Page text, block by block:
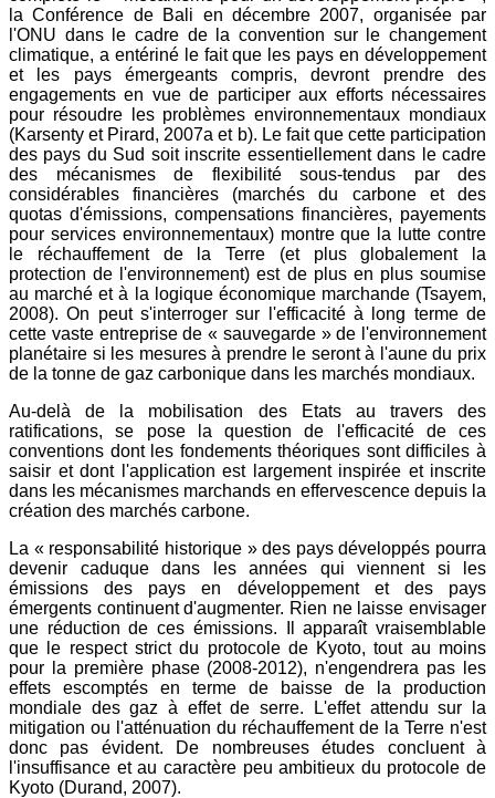
la Conférence de Bali en décembre 2007, organisée par
l'ONU dans le cadre de la convention sur le changement
climatique, a entériné le fait que les pays en développement
et les pays émergeants compris, devront prendre des
engagements en vue de participer aux efforts nécessaires
pour résoudre les problèmes environnementaux mondiaux
(Karsenty et Pirard, 2007a et b). Le fait que cette participation
des pays du Sud soit inscrite essentiellement dans le cadre
des mécanismes de flexibilité sous-tendus par des
considérables financières (marchés du carbone et des
quotas d'émissions, compensations financières, payements
pour services environnementaux) montre que la lutte contre
le réchauffement de la Terre (et plus globalement la
protection de l'environnement) est de plus en plus soumise
au marché et à la logique économique marchande (Tsayem,
2008). On peut s'interroger sur l'efficacité à long terme de
cette vaste entreprise de « sauvegarde » de l'environnement
planétaire si les mesures à prendre le seront à l'aune du prix
de la tonne de gaz carbonique dans les marchés mondiaux.
Au-delà de la mobilisation des Etats au travers des
ratifications, se pose la question de l'efficacité de ces
conventions dont les fondements théoriques sont difficiles à
saisir et dont l'application est largement inspirée et inscrite
dans les mécanismes marchands en effervescence depuis la
création des marchés carbone.
La « responsabilité historique » des pays développés pourra
devenir caduque dans les années qui viennent si les
émissions des pays en développement et des pays
émergents continuent d'augmenter. Rien ne laisse envisager
une réduction de ces émissions. Il apparaît vraisemblable
que le respect strict du protocole de Kyoto, tout au moins
pour la première phase (2008-2012), n'engendrera pas les
effets escomptés en terme de baisse de la production
mondiale des gaz à effet de serre. L'effet attendu sur la
mitigation ou l'atténuation du réchauffement de la Terre n'est
donc pas évident. De nombreuses études concluent à
l'insuffisance et au caractère peu ambitieux du protocole de
Kyoto (Durand, 2007).